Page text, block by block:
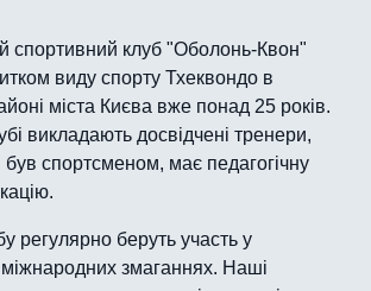
спортивний клуб "Оболонь-Квон"
виду спорту Тхеквондо в
міста Києва вже понад 25 років.
викладають досвідчені тренери,
спортсменом, має педагогічну
регулярно беруть участь у
змаганнях. Наші